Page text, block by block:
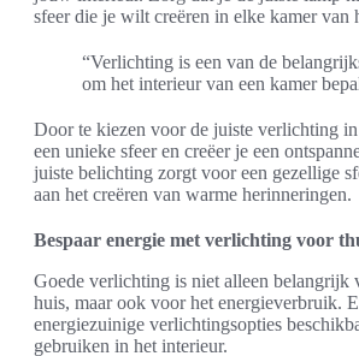
sfeer die je wilt creëren in elke kamer van
“Verlichting is een van de
om het interieur van een kamer
Door te kiezen voor de juiste verlichting
een unieke sfeer en creëer je een
juiste belichting zorgt voor een gezellige
aan het creëren van warme herinneringen.
Bespaar energie met verlichting voor
Goede verlichting is niet alleen belangrijk
huis, maar ook voor het energieverbruik.
energiezuinige verlichtingsopties
gebruiken in het interieur.